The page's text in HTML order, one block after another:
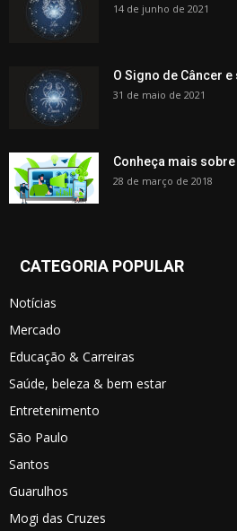
14 de junho de 2021
O Signo de Câncer
31 de maio de 2021
Conheça mais
28 de março de 2018
CATEGORIA POPULAR
Notícias
Mercado
Educação & Carreiras
Saúde, beleza & bem estar
Entretenimento
São Paulo
Santos
Guarulhos
Mogi das Cruzes